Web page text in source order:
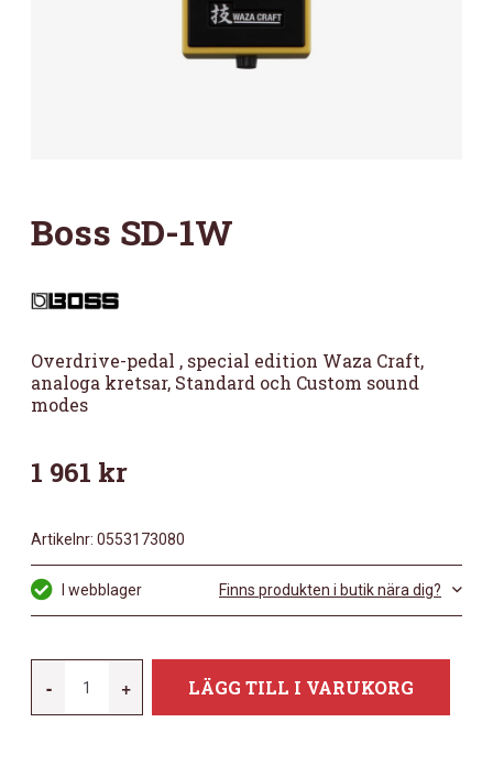
Boss SD-1W
Overdrive-pedal , special edition Waza Craft,
analoga kretsar, Standard och Custom sound
modes
1 961 kr
Artikelnr: 0553173080
I webblager Finns produkten i butik nära dig?
-
SD-
+ LÄGG TILL I VARUKORG